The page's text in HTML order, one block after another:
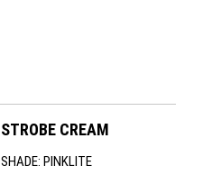
STROBE CREAM
SHADE: PINKLITE